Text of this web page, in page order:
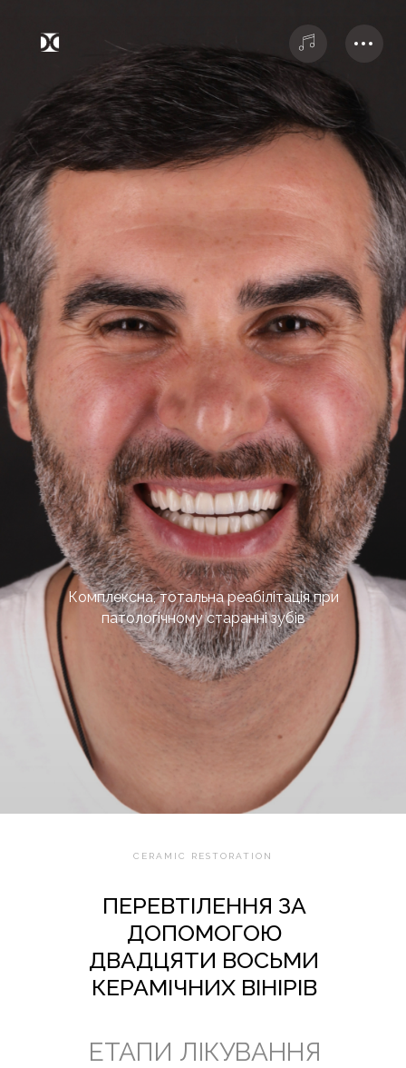
Комплексна, тотальна реабілітація при
патологічному старанні зубів
ПЕРЕВТІЛЕННЯ ЗА
ДОПОМОГОЮ
ДВАДЦЯТИ ВОСЬМИ
КЕРАМІЧНИХ ВІНІРІВ
CERAMIC RESTORATION
ЕТАПИ ЛІКУВАННЯ